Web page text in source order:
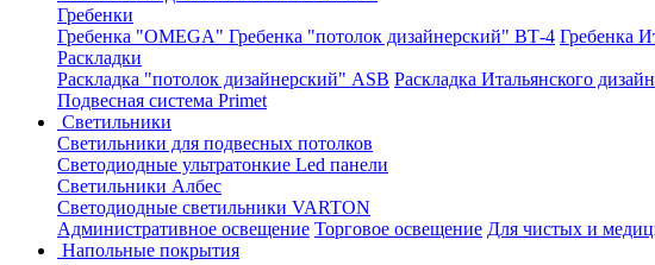
Гребенки
Гребенка "OMEGA" Гребенка "потолок дизайнерский" ВТ-4 Гребенка
Раскладки
Раскладка "потолок дизайнерский" ASB Раскладка Итальянского
Подвесная система Primet
Светильники
Светильники для подвесных потолков
Светодиодные ультратонкие Led панели
Светильники Албес
Светодиодные светильники VARTON
Административное освещение Торговое освещение Для чистых и
Напольные покрытия